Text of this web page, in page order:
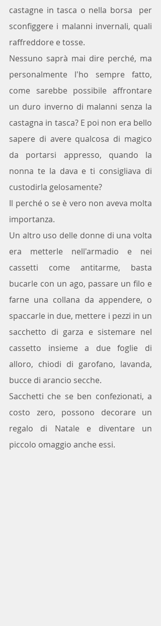
castagne in tasca o nella borsa  per
sconfiggere i malanni invernali, quali
raffreddore e tosse.
Nessuno saprà mai dire perché, ma
personalmente l'ho sempre fatto,
come sarebbe possibile affrontare
un duro inverno di malanni senza la
castagna in tasca? E poi non era bello
sapere di avere qualcosa di magico
da portarsi appresso, quando la
nonna te la dava e ti consigliava di
custodirla gelosamente?
Il perché o se è vero non aveva molta
importanza.
Un altro uso delle donne di una volta
era metterle nell'armadio e nei
cassetti come antitarme, basta
bucarle con un ago, passare un filo e
farne una collana da appendere, o
spaccarle in due, mettere i pezzi in un
sacchetto di garza e sistemare nel
cassetto insieme a due foglie di
alloro, chiodi di garofano, lavanda,
bucce di arancio secche.
Sacchetti che se ben confezionati, a
costo zero, possono decorare un
regalo di Natale e diventare un
piccolo omaggio anche essi.